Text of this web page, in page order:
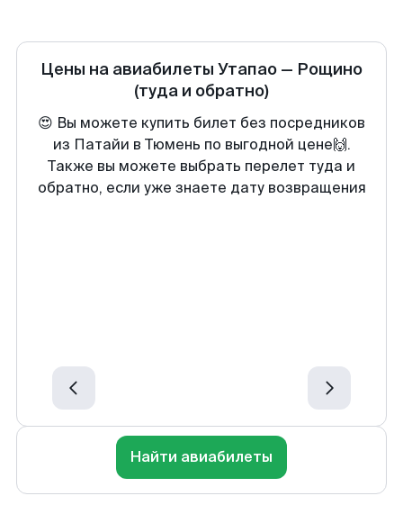
Цены на авиабилеты Утапао — Рощино
(туда и обратно)
😍 Вы можете купить билет без посредников
из Патайи в Тюмень по выгодной цене🙌.
Также вы можете выбрать перелет туда и
обратно, если уже знаете дату возвращения
Найти авиабилеты